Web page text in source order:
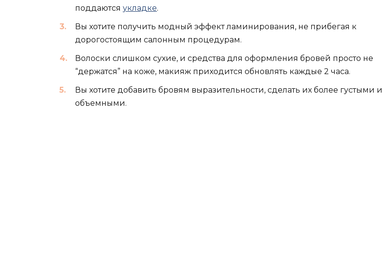
поддаются укладке.
Вы хотите получить модный эффект ламинирования, не прибегая к
дорогостоящим салонным процедурам.
Волоски слишком сухие, и средства для оформления бровей просто не
“держатся” на коже, макияж приходится обновлять каждые 2 часа.
Вы хотите добавить бровям выразительности, сделать их более густыми и
объемными.